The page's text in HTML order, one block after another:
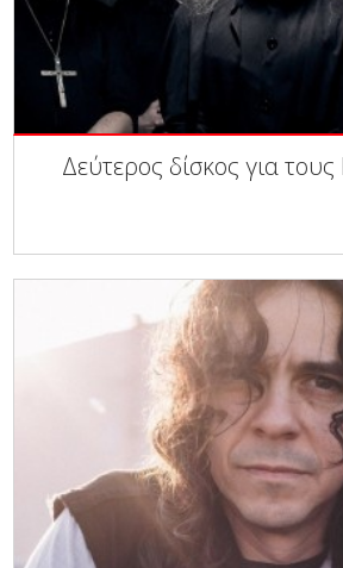
Δεύτερος δίσκος για